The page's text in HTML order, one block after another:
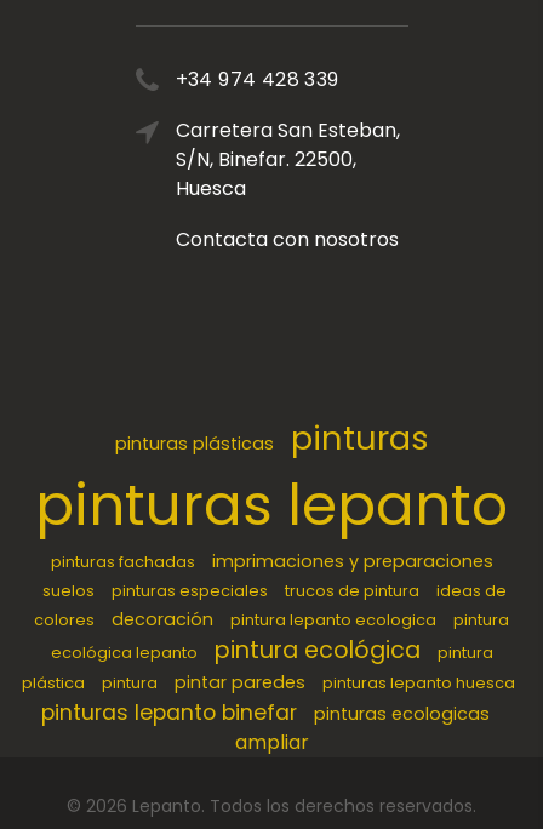
+34 974 428 339
Carretera San Esteban,
S/N, Binefar. 22500,
Huesca
Contacta con nosotros
pinturas plásticas pinturas
pinturas lepanto
pinturas fachadas imprimaciones y preparaciones
suelos pinturas especiales trucos de pintura
ideas de
colores
decoración pintura lepanto ecologica
pintura
ecológica lepanto
pintura ecológica
pintura
plástica
pintura pintar paredes pinturas lepanto huesca
pinturas lepanto binefar pinturas ecologicas
ampliar
© 2026 Lepanto. Todos los derechos reservados.